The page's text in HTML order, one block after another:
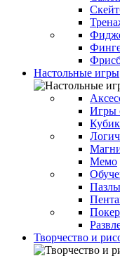
Настольные игры
Игры
Мемо
Пазлы
Покер
Творчество и